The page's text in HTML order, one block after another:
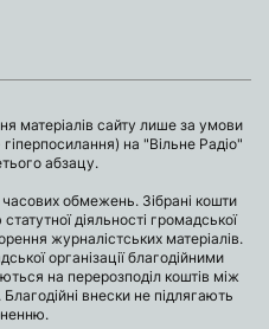
матеріалів сайту лише за умови
на "Вільне Радіо"
абзацу.
обмежень. Зібрані кошти
діяльності громадської
журналістських матеріалів.
організації благодійними
на перерозподіл коштів між
внески не підлягають